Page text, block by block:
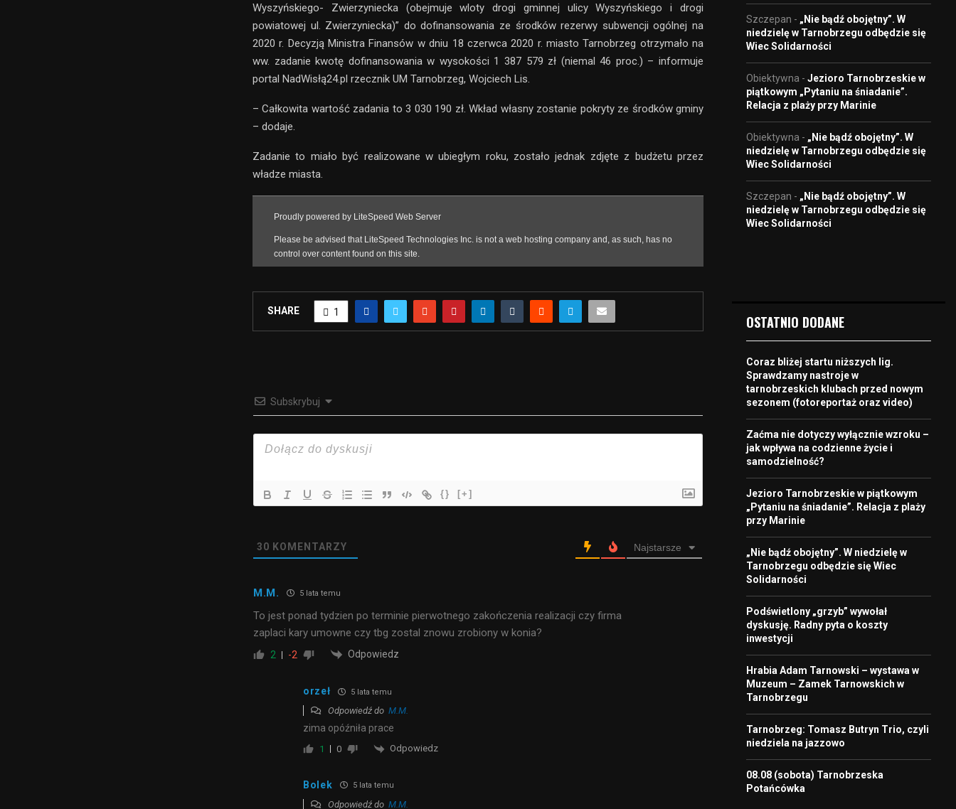
Wyszyńskiego- Zwierzyniecka (obejmuje wloty drogi gminnej ulicy Wyszyńskiego i drogi
powiatowej ul. Zwierzyniecka)” do dofinansowania ze środków rezerwy subwencji ogólnej na
2020 r. Decyzją Ministra Finansów w dniu 18 czerwca 2020 r. miasto Tarnobrzeg otrzymało na
ww. zadanie kwotę dofinansowania w wysokości 1 387 579 zł (niemal 46 proc.) – informuje
portal NadWisłą24.pl rzecznik UM Tarnobrzeg, Wojciech Lis.
– Całkowita wartość zadania to 3 030 190 zł. Wkład własny zostanie pokryty ze środków gminy
– dodaje.
Zadanie to miało być realizowane w ubiegłym roku, zostało jednak zdjęte z budżetu przez
władze miasta.
SHARE 1
Subskrybuj
{} [+]
30 KOMENTARZY Najstarsze
M.M. 5 lata temu
To jest ponad tydzien po terminie pierwotnego zakończenia realizacji czy firma
zaplaci kary umowne czy tbg zostal znowu zrobiony w konia?
2 -2 Odpowiedz
orzeł 5 lata temu
Odpowiedź do M.M.
zima opóźniła prace
1 0 Odpowiedz
Bolek 5 lata temu
Odpowiedź do M.M.
Szczepan - „Nie bądź obojętny”. W
niedzielę w Tarnobrzegu odbędzie się
Wiec Solidarności
Obiektywna - Jezioro Tarnobrzeskie w
piątkowym „Pytaniu na śniadanie”.
Relacja z plaży przy Marinie
Obiektywna - „Nie bądź obojętny”. W
niedzielę w Tarnobrzegu odbędzie się
Wiec Solidarności
Szczepan - „Nie bądź obojętny”. W
niedzielę w Tarnobrzegu odbędzie się
Wiec Solidarności
OSTATNIO DODANE
Coraz bliżej startu niższych lig.
Sprawdzamy nastroje w
tarnobrzeskich klubach przed nowym
sezonem (fotoreportaż oraz video)
Zaćma nie dotyczy wyłącznie wzroku –
jak wpływa na codzienne życie i
samodzielność?
Jezioro Tarnobrzeskie w piątkowym
„Pytaniu na śniadanie”. Relacja z plaży
przy Marinie
„Nie bądź obojętny”. W niedzielę w
Tarnobrzegu odbędzie się Wiec
Solidarności
Podświetlony „grzyb” wywołał
dyskusję. Radny pyta o koszty
inwestycji
Hrabia Adam Tarnowski – wystawa w
Muzeum – Zamek Tarnowskich w
Tarnobrzegu
Tarnobrzeg: Tomasz Butryn Trio, czyli
niedziela na jazzowo
08.08 (sobota) Tarnobrzeska
Potańcówka